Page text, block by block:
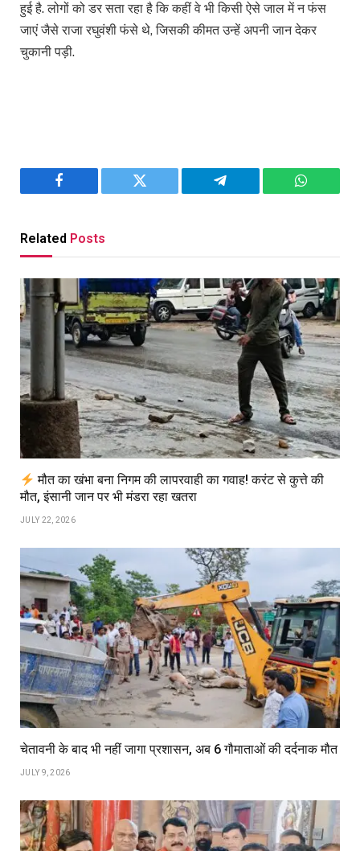
हुई है. लोगों को डर सता रहा है कि कहीं वे भी किसी ऐसे जाल में न फंस
जाएं जैसे राजा रघुवंशी फंसे थे, जिसकी कीमत उन्हें अपनी जान देकर
चुकानी पड़ी.
Facebook Twitter Telegram
Related Posts
मौत का खंभा बना निगम की लापरवाही का गवाह! करंट से कुत्ते की
मौत, इंसानी जान पर भी मंडरा रहा खतरा
JULY 22, 2026
चेतावनी के बाद भी नहीं जागा प्रशासन, अब 6 गौमाताओं की दर्दनाक मौत
JULY 9, 2026